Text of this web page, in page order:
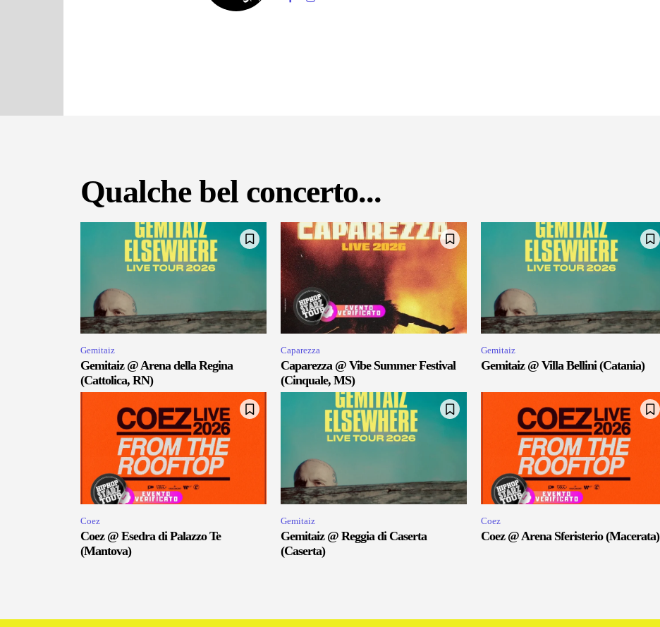
Qualche bel concerto...
Gemitaiz
Gemitaiz @ Arena della Regina
(Cattolica, RN)
Caparezza
Caparezza @ Vibe Summer Festival
(Cinquale, MS)
Gemitaiz
Gemitaiz @ Villa Bellini (Catania)
Coez
Coez @ Esedra di Palazzo Te
(Mantova)
Gemitaiz
Gemitaiz @ Reggia di Caserta
(Caserta)
Coez
Coez @ Arena Sferisterio (Macerata)